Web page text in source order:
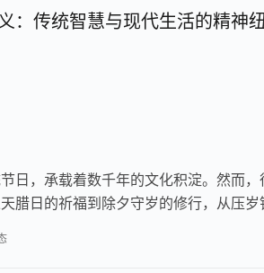
：传统智慧与现代生活的精神
日，承载着数千年的文化积淀。然而
腊日的祈福到除夕守岁的修行，从压